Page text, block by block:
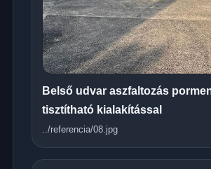
Belső udvar aszfaltozás
tisztítható kialakítással
../referencia/08.jpg